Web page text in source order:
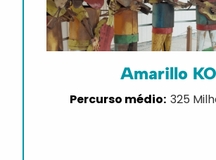
Amarillo
325